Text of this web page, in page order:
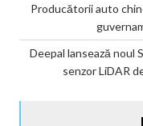
Producătorii auto
Deepal lansează noul
senzor LiDAR